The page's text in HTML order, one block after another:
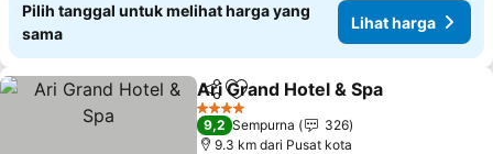
Pilih tanggal untuk melihat harga yang
sama
Lihat harga
BagikanTambahkan ke favorit
Ari Grand Hotel & Spa
4 Bintang
9,2 Sempurna
326
9.3 km dari Pusat kota